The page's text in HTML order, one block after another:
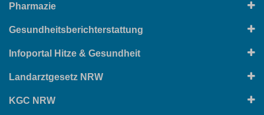
Pharmazie
Gesundheitsberichterstattung
Infoportal Hitze & Gesundheit
Landarztgesetz NRW
KGC NRW